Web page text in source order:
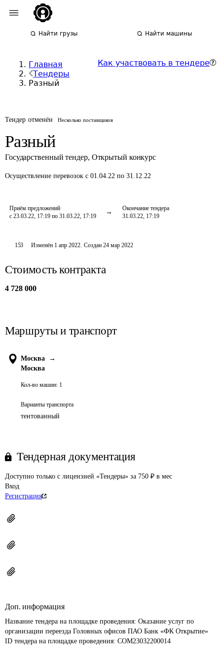
Найти грузы Найти машины
Главная
Тендеры
Разный
Как участвовать в тендере
Тендер отменён Несколько поставщиков
Разный
Государственный тендер, Открытый конкурс
Осуществление перевозок с 01.04.22 по 31.12.22
Приём предложений
с 23.03.22, 17:19 по 31.03.22, 17:19
Окончание тендера
31.03.22, 17:19
153 Изменён 1 апр 2022. Создан 24 мар 2022
Стоимость контракта
4 728 000
Маршруты и транспорт
Москва
→
Москва
Кол-во машин: 1
Варианты транспорта
тентованный
Тендерная документация
Доступно только с лицензией «Тендеры» за 750 ₽ в мес
Вход
Регистрация
Доп. информация
Название тендера на площадке проведения: Оказание услуг по
организации переезда Головных офисов ПАО Банк «ФК Открытие»
ID тендера на площадке проведения: COM23032200014